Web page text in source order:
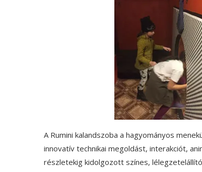
A Rumini kalandszoba a hagyományos
innovatív technikai megoldást, interakciót,
részletekig kidolgozott színes,